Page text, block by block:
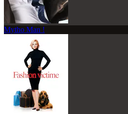
Mytho Man !